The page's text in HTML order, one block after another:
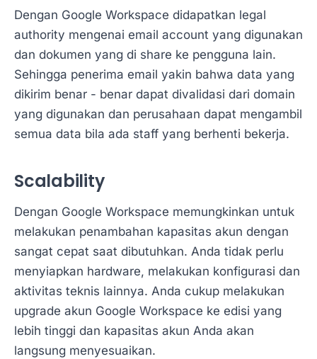
Dengan Google Workspace didapatkan legal
authority mengenai email account yang digunakan
dan dokumen yang di share ke pengguna lain.
Sehingga penerima email yakin bahwa data yang
dikirim benar - benar dapat divalidasi dari domain
yang digunakan dan perusahaan dapat mengambil
semua data bila ada staff yang berhenti bekerja.
Scalability
Dengan Google Workspace memungkinkan untuk
melakukan penambahan kapasitas akun dengan
sangat cepat saat dibutuhkan. Anda tidak perlu
menyiapkan hardware, melakukan konfigurasi dan
aktivitas teknis lainnya. Anda cukup melakukan
upgrade akun Google Workspace ke edisi yang
lebih tinggi dan kapasitas akun Anda akan
langsung menyesuaikan.